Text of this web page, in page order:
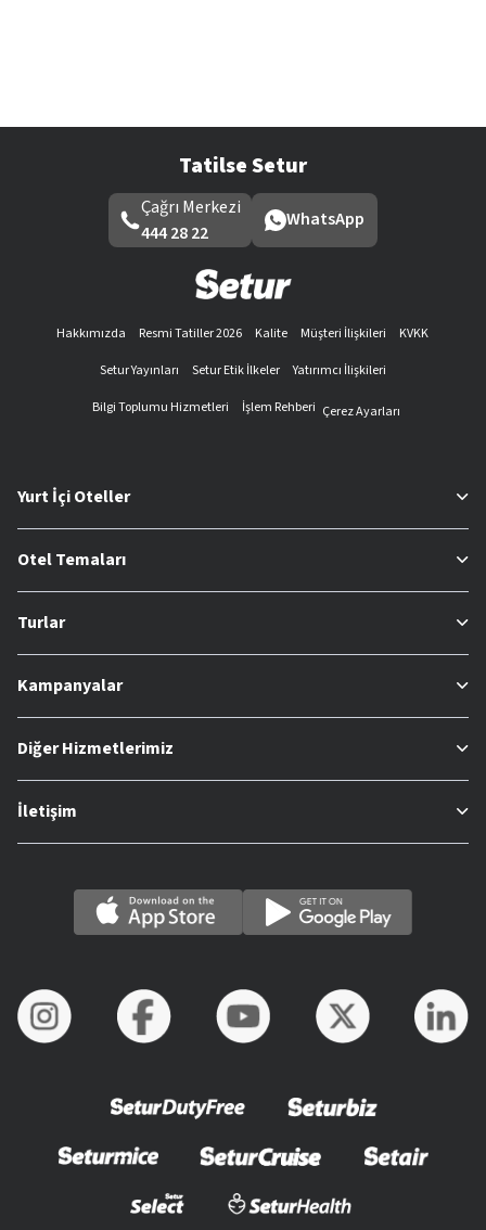
Tatilse Setur
Çağrı Merkezi
444 28 22
WhatsApp
Hakkımızda Resmi Tatiller 2026 Kalite Müşteri İlişkileri
KVKK
Setur Yayınları
Setur Etik İlkeler
Yatırımcı İlişkileri
Bilgi Toplumu Hizmetleri
İşlem Rehberi Çerez Ayarları
Yurt İçi Oteller
Otel Temaları
Turlar
Kampanyalar
Diğer Hizmetlerimiz
İletişim